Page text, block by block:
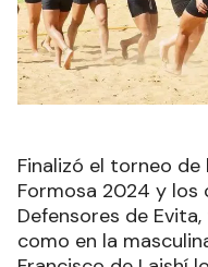
Finalizó el torneo
Formosa 2024 y los
Defensores de
como en la